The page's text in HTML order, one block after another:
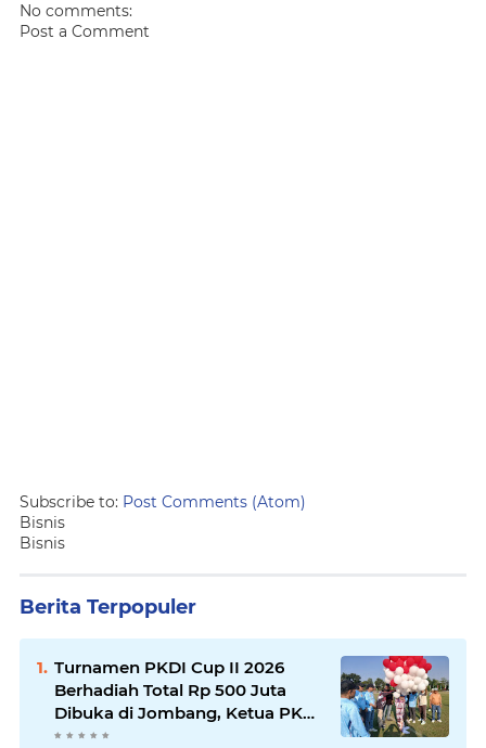
No comments:
Post a Comment
Subscribe to: Post Comments (Atom)
Bisnis
Bisnis
Berita Terpopuler
Turnamen PKDI Cup II 2026
Berhadiah Total Rp 500 Juta
Dibuka di Jombang, Ketua PKDI
Jatim Syaifullah Mahdi: Ajang